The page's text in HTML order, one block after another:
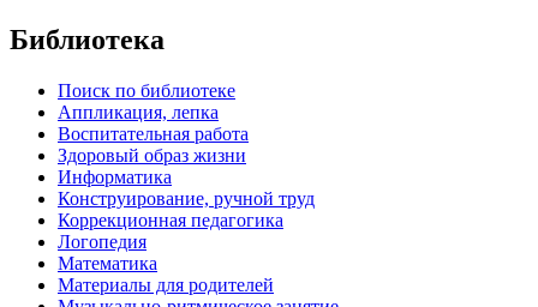
Библиотека
Поиск по библиотеке
Аппликация, лепка
Воспитательная работа
Здоровый образ жизни
Информатика
Конструирование, ручной труд
Коррекционная педагогика
Логопедия
Математика
Материалы для родителей